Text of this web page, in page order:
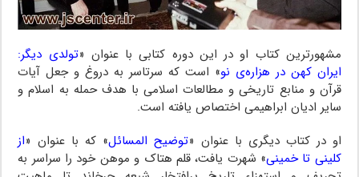
مشهورترین کتاب او در این دوره کتابی با عنوان «تولدی دیگر:
ایران کهن در هزاره‌ی نو» است که سرتاسر به دروغ و جعل آیات
قرآن و منابع تاریخی و مطالعات اسلامی با هدف حمله به اسلام و
سایر ادیان ابراهیمی اختصاص یافته است.
او در کتاب دیگری با عنوان «توضیح المسائل» که با عنوان «از
کلینی تا خمینی» شهرت یافت، قلم هتاک و موهن خود را سراسر به